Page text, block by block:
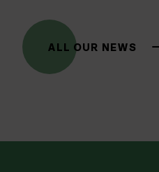
ALL OUR NEWS